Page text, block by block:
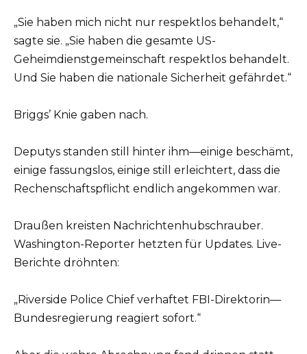
„Sie haben mich nicht nur respektlos behandelt,“
sagte sie. „Sie haben die gesamte US-
Geheimdienstgemeinschaft respektlos behandelt.
Und Sie haben die nationale Sicherheit gefährdet.“
Briggs’ Knie gaben nach.
Deputys standen still hinter ihm—einige beschämt,
einige fassungslos, einige still erleichtert, dass die
Rechenschaftspflicht endlich angekommen war.
Draußen kreisten Nachrichtenhubschrauber.
Washington-Reporter hetzten für Updates. Live-
Berichte dröhnten:
„Riverside Police Chief verhaftet FBI-Direktorin—
Bundesregierung reagiert sofort.“